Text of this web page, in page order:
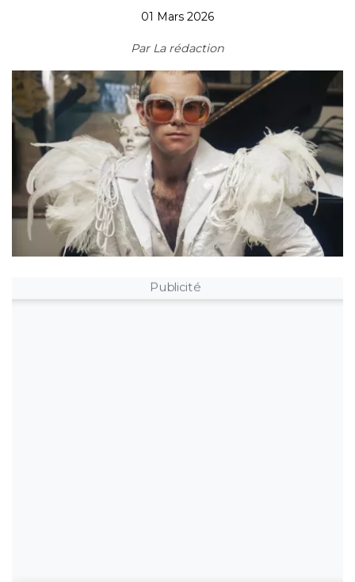
01 Mars 2026
Par La rédaction
Publicité